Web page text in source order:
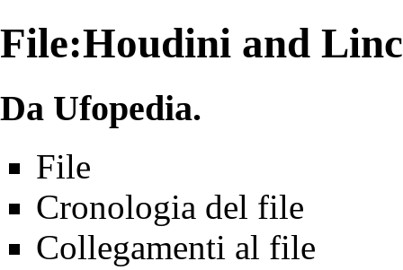
File:Houdini and
Da Ufopedia.
File
Cronologia del file
Collegamenti al file